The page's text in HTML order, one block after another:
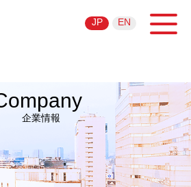
JP EN
企業情報